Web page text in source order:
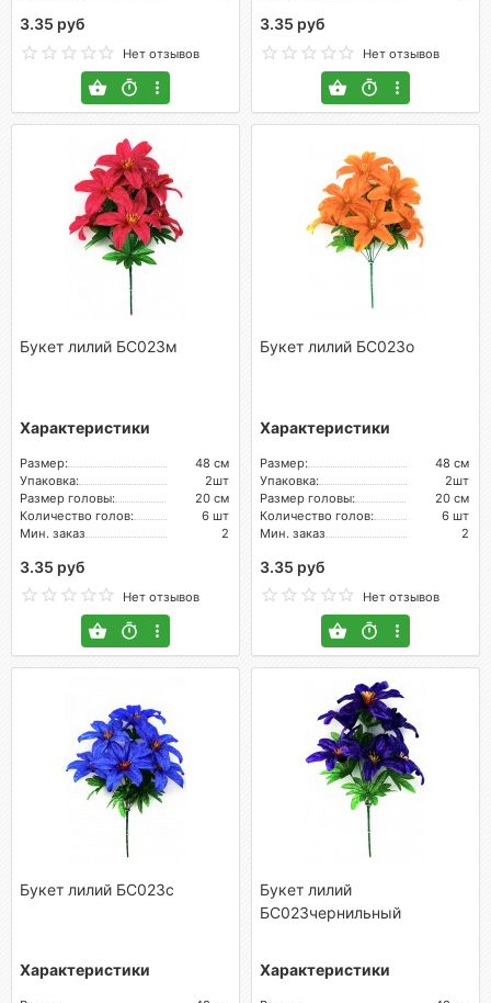
3.35 руб
Нет отзывов
3.35 руб
Нет отзывов
Букет лилий БС023м
Характеристики
Размер:
48 см
Упаковка:
2шт
Размер головы:
20 см
Количество голов:
6 шт
Мин. заказ
2
3.35 руб
Нет отзывов
Букет лилий БС023о
Характеристики
Размер:
48 см
Упаковка:
2шт
Размер головы:
20 см
Количество голов:
6 шт
Мин. заказ
2
3.35 руб
Нет отзывов
Букет лилий БС023с
Характеристики
Букет лилий
БС023чернильный
Характеристики